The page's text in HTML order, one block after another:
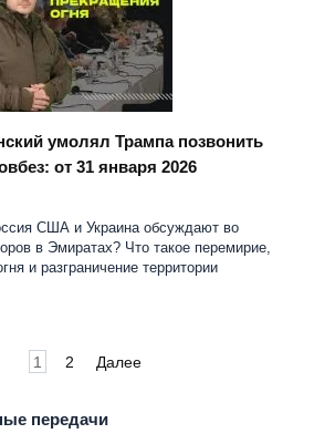
умолял Трампа позвонить
от 31 января 2026
США и Украина обсуждают во
в Эмиратах? Что такое перемирие,
и разграничение территории
1 2 Далее
передачи